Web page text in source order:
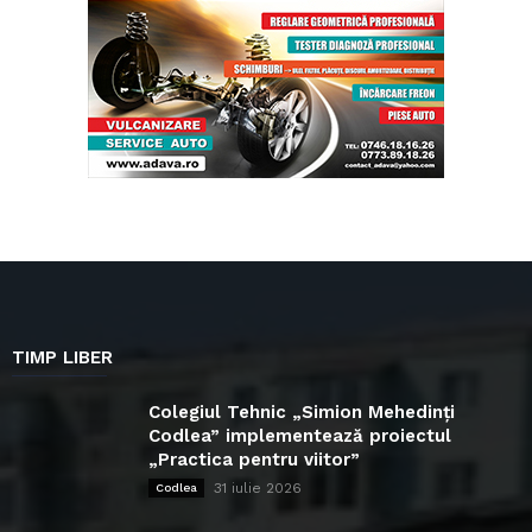
TIMP LIBER
Colegiul Tehnic „Simion Mehedinți
Codlea” implementează proiectul
„Practica pentru viitor”
Codlea 31 iulie 2026